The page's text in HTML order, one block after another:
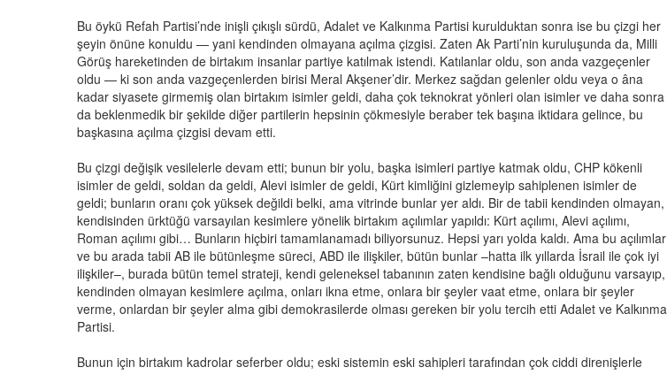
Bu öykü Refah Partisi’nde inişli çıkışlı sürdü, Adalet ve Kalkınma Partisi kurulduktan sonra ise bu çizgi her
şeyin önüne konuldu — yani kendinden olmayana açılma çizgisi. Zaten Ak Parti’nin kuruluşunda da, Milli
Görüş hareketinden de birtakım insanlar partiye katılmak istendi. Katılanlar oldu, son anda vazgeçenler
oldu — ki son anda vazgeçenlerden birisi Meral Akşener’dir. Merkez sağdan gelenler oldu veya o âna
kadar siyasete girmemiş olan birtakım isimler geldi, daha çok teknokrat yönleri olan isimler ve daha sonra
da beklenmedik bir şekilde diğer partilerin hepsinin çökmesiyle beraber tek başına iktidara gelince, bu
başkasına açılma çizgisi devam etti.
Bu çizgi değişik vesilelerle devam etti; bunun bir yolu, başka isimleri partiye katmak oldu, CHP kökenli
isimler de geldi, soldan da geldi, Alevi isimler de geldi, Kürt kimliğini gizlemeyip sahiplenen isimler de
geldi; bunların oranı çok yüksek değildi belki, ama vitrinde bunlar yer aldı. Bir de tabii kendinden olmayan,
kendisinden ürktüğü varsayılan kesimlere yönelik birtakım açılımlar yapıldı: Kürt açılımı, Alevi açılımı,
Roman açılımı gibi… Bunların hiçbiri tamamlanamadı biliyorsunuz. Hepsi yarı yolda kaldı. Ama bu açılımlar
ve bu arada tabii AB ile bütünleşme süreci, ABD ile ilişkiler, bütün bunlar –hatta ilk yıllarda İsrail ile çok iyi
ilişkiler–, burada bütün temel strateji, kendi geleneksel tabanının zaten kendisine bağlı olduğunu varsayıp,
kendinden olmayan kesimlere açılma, onları ikna etme, onlara bir şeyler vaat etme, onlara bir şeyler
verme, onlardan bir şeyler alma gibi demokrasilerde olması gereken bir yolu tercih etti Adalet ve Kalkınma
Partisi.
Bunun için birtakım kadrolar seferber oldu; eski sistemin eski sahipleri tarafından çok ciddi direnişlerle